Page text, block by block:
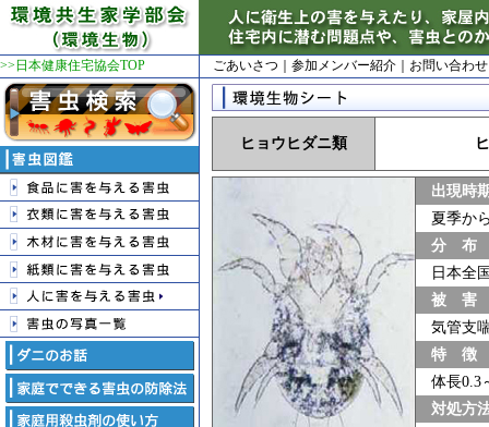
>>日本健康住宅協会TOP ごあいさつ 参加メンバー紹介 お問い合わせ
ヒョウヒダニ類
出現時
夏季か
分 布
日本全
被 害
気管支
特 徴
体長0.3
対処方